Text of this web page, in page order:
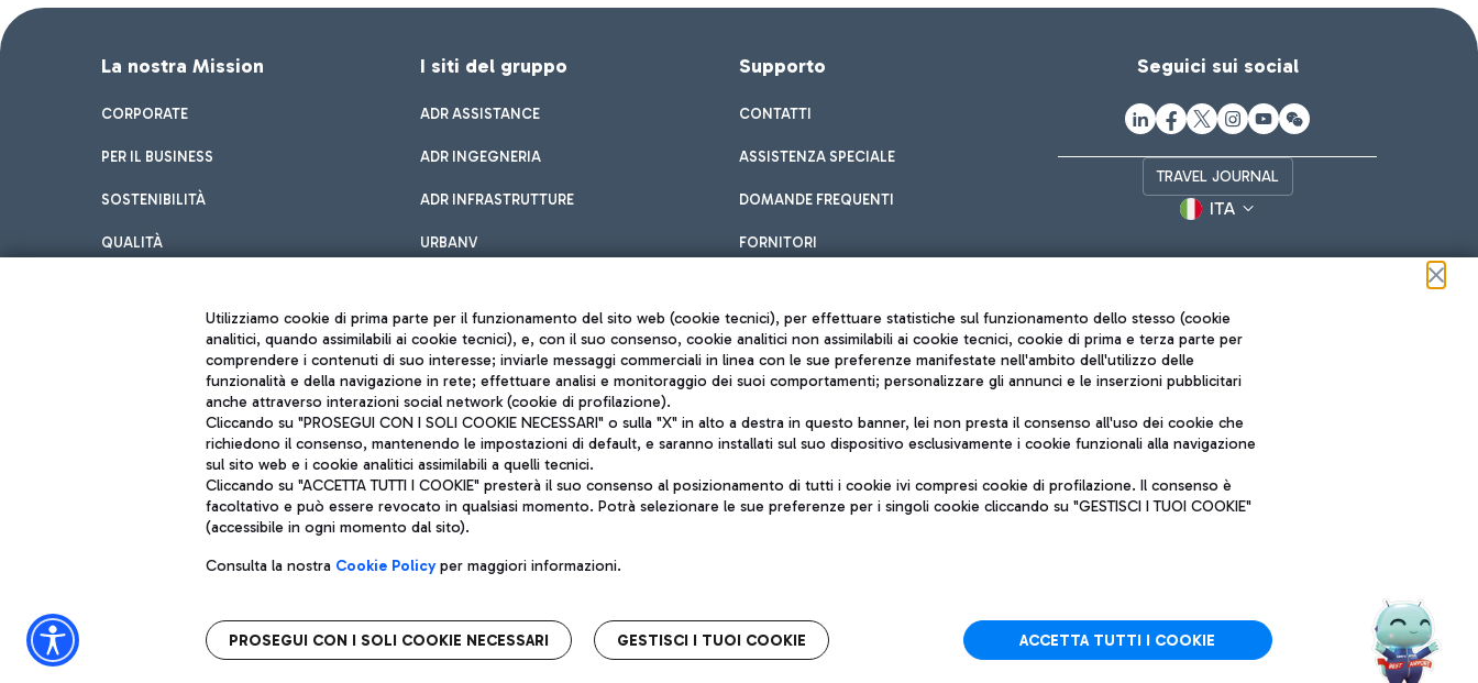
La nostra Mission
CORPORATE
PER IL BUSINESS
SOSTENIBILITÀ
QUALITÀ
I siti del gruppo
ADR ASSISTANCE
ADR INGEGNERIA
ADR INFRASTRUTTURE
URBANV
Supporto
CONTATTI
ASSISTENZA SPECIALE
DOMANDE FREQUENTI
FORNITORI
Seguici sui social
TRAVEL JOURNAL
ITA
Aeroporti di Roma S.p.A. - Società soggetta a direzione e coordinamento di Mundys S.p.A.
Codice fiscale e Registro delle Imprese di Roma 13032990155 P. IVA 06572251004
Capitale sociale 62.224.743,00 int. vers.
Sede legale: Via Pier Paolo Racchetti 1 - 00054 Fiumicino (RM) telefono +39 06 65951
Note legali
Mappa sito
Accessibilità
Roma FCO
L'aeroporto stellato
QUALITÀ SOSTENIBILITÀ INNOVAZIONE
Utilizziamo cookie di prima parte per il funzionamento del sito web (cookie tecnici), per effettuare statistiche sul funzionamento dello stesso (cookie
analitici, quando assimilabili ai cookie tecnici), e, con il suo consenso, cookie analitici non assimilabili ai cookie tecnici, cookie di prima e terza parte per
comprendere i contenuti di suo interesse; inviarle messaggi commerciali in linea con le sue preferenze manifestate nell'ambito dell'utilizzo delle
funzionalità e della navigazione in rete; effettuare analisi e monitoraggio dei suoi comportamenti; personalizzare gli annunci e le inserzioni pubblicitari
anche attraverso interazioni social network (cookie di profilazione).
Cliccando su "PROSEGUI CON I SOLI COOKIE NECESSARI" o sulla "X" in alto a destra in questo banner, lei non presta il consenso all'uso dei cookie che
richiedono il consenso, mantenendo le impostazioni di default, e saranno installati sul suo dispositivo esclusivamente i cookie funzionali alla navigazione
sul sito web e i cookie analitici assimilabili a quelli tecnici.
Cliccando su "ACCETTA TUTTI I COOKIE" presterà il suo consenso al posizionamento di tutti i cookie ivi compresi cookie di profilazione. Il consenso è
facoltativo e può essere revocato in qualsiasi momento. Potrà selezionare le sue preferenze per i singoli cookie cliccando su "GESTISCI I TUOI COOKIE"
(accessibile in ogni momento dal sito).
Consulta la nostra Cookie Policyper maggiori informazioni.
PROSEGUI CON I SOLI COOKIE NECESSARI GESTISCI I TUOI COOKIE ACCETTA TUTTI I COOKIE